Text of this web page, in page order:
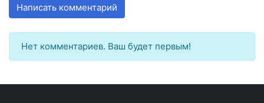
Написать комментарий
Нет комментариев. Ваш будет первым!